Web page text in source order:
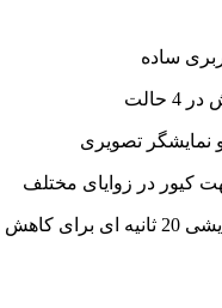
ساده
نمایشگر تصویری
کیور در زوایای مختلف